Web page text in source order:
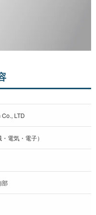
LTD
電気・電子）
部